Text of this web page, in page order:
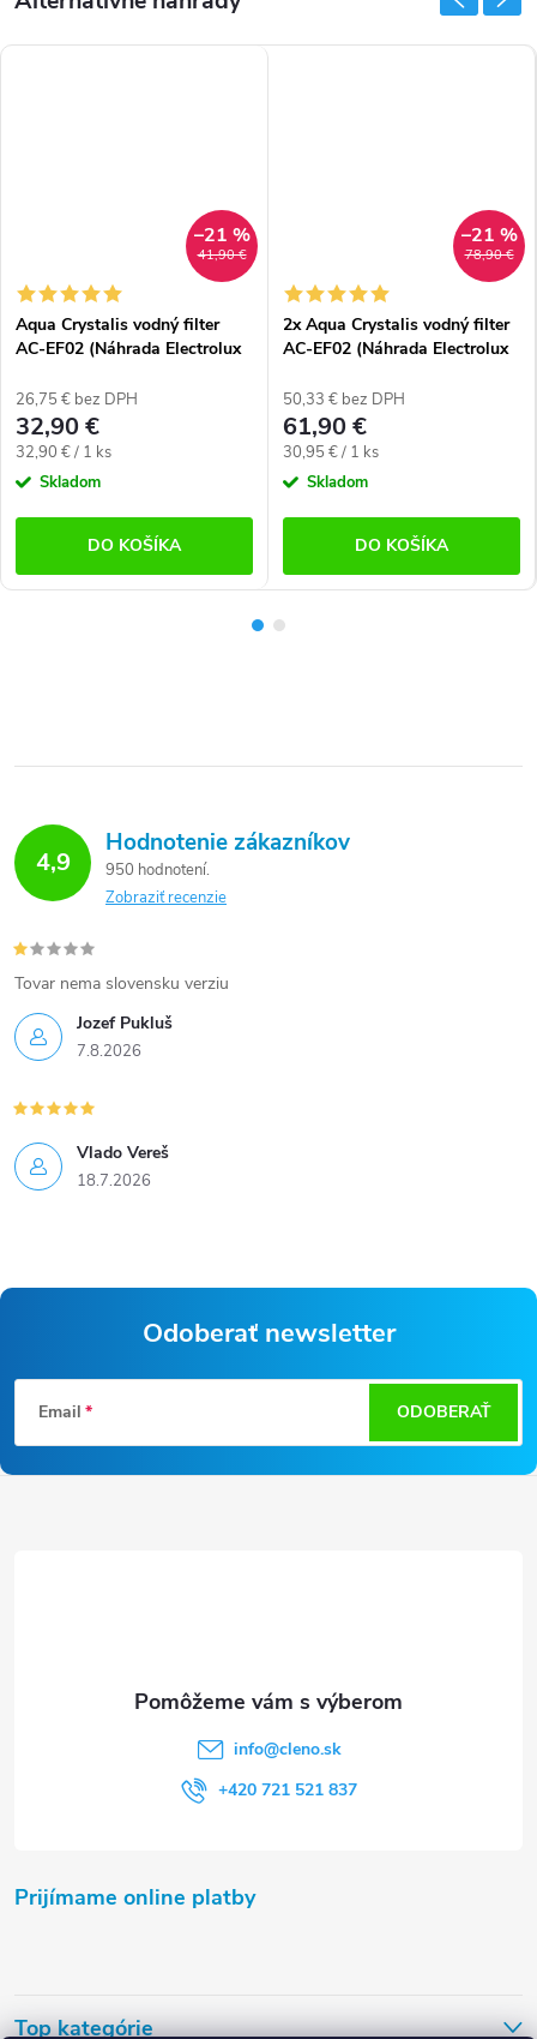
41,90 €
–21 %
Aqua Crystalis vodný filter
AC-EF02 (Náhrada Electrolux
26,75 € bez DPH
32,90 €
Jednotková
cena:
32,90 € / 1 ks
Skladom
DO KOŠÍKA
78,90 €
–21 %
2x Aqua Crystalis vodný filter
AC-EF02 (Náhrada Electrolux
50,33 € bez DPH
61,90 €
Jednotková
cena:
30,95 € / 1 ks
Skladom
DO KOŠÍKA
4,9
Hodnotenie zákazníkov
950 hodnotení
Zobraziť recenzie
Jozef Pukluš
7.8.2026
Tovar nema slovensku verziu
Vlado Vereš
18.7.2026
Z
á
p
Odoberať newsletter
Email ODOBERAŤ
info@cleno.sk
+420 721 521 837
Prijímame online platby
Top kategórie